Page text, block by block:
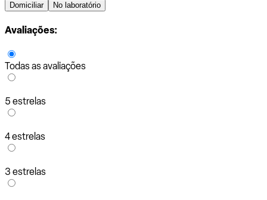
Domiciliar No laboratório
Avaliações:
Todas as avaliações
5 estrelas
4 estrelas
3 estrelas